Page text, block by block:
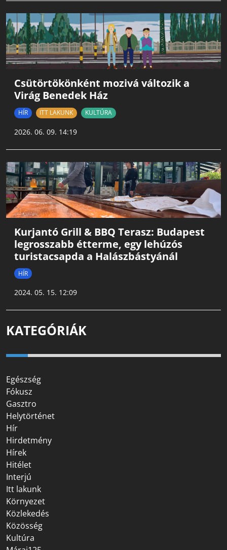
Csütörtökönként mozivá változik a
Virág Benedek Ház
HÍR ITT LAKUNK KULTÚRA
2026. 06. 09. 14:19
Kurjantó Grill & BBQ Terasz: Budapest
legrosszabb étterme, egy lehúzós
turistacsapda a Halászbástyánál
HÍR
2024. 05. 15. 12:09
KATEGÓRIÁK
Egészség
Fókusz
Gasztro
Helytörténet
Hír
Hirdetmény
Hírek
Hitélet
Interjú
Itt lakunk
Környezet
Közlekedés
Közösség
Kultúra